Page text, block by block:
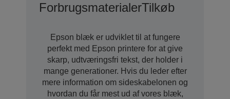
ForbrugsmaterialerTilkøb
Epson blæk er udviklet til at fungere
perfekt med Epson printere for at give
skarp, udtværingsfri tekst, der holder i
mange generationer. Hvis du leder efter
mere information om sideskabelonen og
hvordan du får mest ud af vores blæk,